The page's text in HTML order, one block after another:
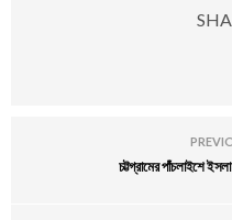
চট্টগ্রামের পাঁচলাইশে